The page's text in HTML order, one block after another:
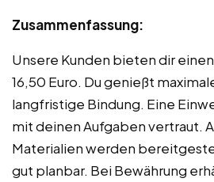
Zusammenfassung:
Unsere Kunden bieten dir
16,50 Euro. Du genießt
langfristige Bindung. Eine
mit deinen Aufgaben vertraut.
Materialien werden
gut planbar. Bei Bewährung